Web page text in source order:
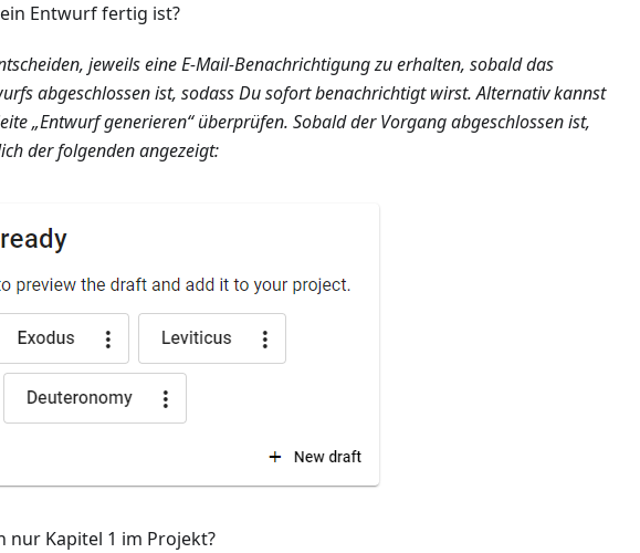
Entwurf fertig ist?
jeweils eine E-Mail-Benachrichtigung zu erhalten, sobald das
abgeschlossen ist, sodass Du sofort benachrichtigt wirst. Alternativ kannst
„Entwurf generieren“ überprüfen. Sobald der Vorgang abgeschlossen ist,
der folgenden angezeigt:
nur Kapitel 1 im Projekt?